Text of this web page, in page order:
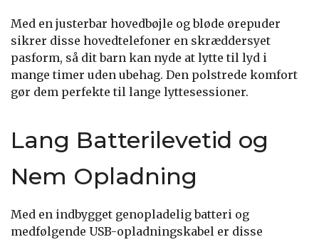
Med en justerbar hovedbøjle og bløde ørepuder
sikrer disse hovedtelefoner en skræddersyet
pasform, så dit barn kan nyde at lytte til lyd i
mange timer uden ubehag. Den polstrede komfort
gør dem perfekte til lange lyttesessioner.
Lang Batterilevetid og
Nem Opladning
Med en indbygget genopladelig batteri og
medfølgende USB-opladningskabel er disse